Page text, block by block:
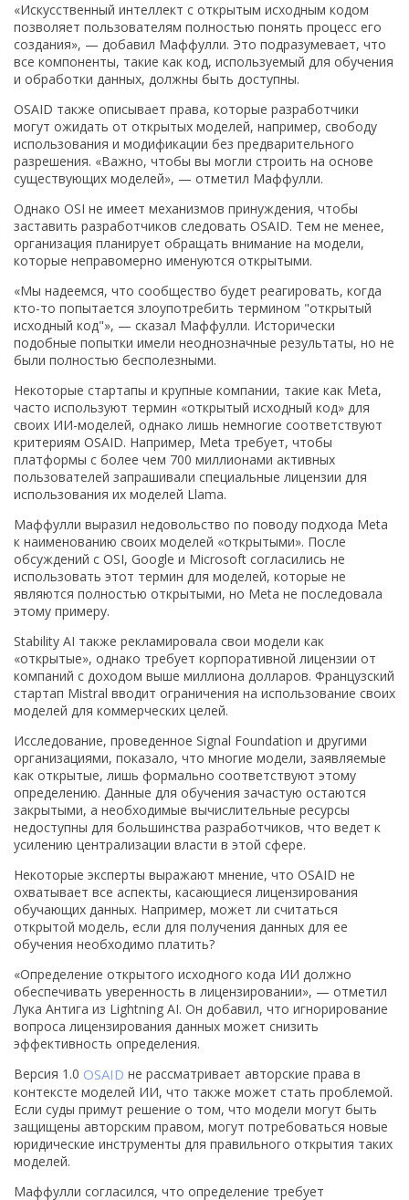
«Искусственный интеллект с открытым исходным кодом
позволяет пользователям полностью понять процесс его
создания», — добавил Маффулли. Это подразумевает, что
все компоненты, такие как код, используемый для обучения
и обработки данных, должны быть доступны.
OSAID также описывает права, которые разработчики
могут ожидать от открытых моделей, например, свободу
использования и модификации без предварительного
разрешения. «Важно, чтобы вы могли строить на основе
существующих моделей», — отметил Маффулли.
Однако OSI не имеет механизмов принуждения, чтобы
заставить разработчиков следовать OSAID. Тем не менее,
организация планирует обращать внимание на модели,
которые неправомерно именуются открытыми.
«Мы надеемся, что сообщество будет реагировать, когда
кто-то попытается злоупотребить термином "открытый
исходный код"», — сказал Маффулли. Исторически
подобные попытки имели неоднозначные результаты, но не
были полностью бесполезными.
Некоторые стартапы и крупные компании, такие как Meta,
часто используют термин «открытый исходный код» для
своих ИИ-моделей, однако лишь немногие соответствуют
критериям OSAID. Например, Meta требует, чтобы
платформы с более чем 700 миллионами активных
пользователей запрашивали специальные лицензии для
использования их моделей Llama.
Маффулли выразил недовольство по поводу подхода Meta
к наименованию своих моделей «открытыми». После
обсуждений с OSI, Google и Microsoft согласились не
использовать этот термин для моделей, которые не
являются полностью открытыми, но Meta не последовала
этому примеру.
Stability AI также рекламировала свои модели как
«открытые», однако требует корпоративной лицензии от
компаний с доходом выше миллиона долларов. Французский
стартап Mistral вводит ограничения на использование своих
моделей для коммерческих целей.
Исследование, проведенное Signal Foundation и другими
организациями, показало, что многие модели, заявляемые
как открытые, лишь формально соответствуют этому
определению. Данные для обучения зачастую остаются
закрытыми, а необходимые вычислительные ресурсы
недоступны для большинства разработчиков, что ведет к
усилению централизации власти в этой сфере.
Некоторые эксперты выражают мнение, что OSAID не
охватывает все аспекты, касающиеся лицензирования
обучающих данных. Например, может ли считаться
открытой модель, если для получения данных для ее
обучения необходимо платить?
«Определение открытого исходного кода ИИ должно
обеспечивать уверенность в лицензировании», — отметил
Лука Антига из Lightning AI. Он добавил, что игнорирование
вопроса лицензирования данных может снизить
эффективность определения.
Версия 1.0 OSAID не рассматривает авторские права в
контексте моделей ИИ, что также может стать проблемой.
Если суды примут решение о том, что модели могут быть
защищены авторским правом, могут потребоваться новые
юридические инструменты для правильного открытия таких
моделей.
Маффулли согласился, что определение требует